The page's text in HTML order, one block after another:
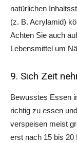
natürlichen
(z. B. Acrylamid)
Achten Sie auch
Lebensmittel um
9. Sich Zeit
Bewusstes Essen
richtig zu essen
verspeisen meist
erst nach 15 bis 20